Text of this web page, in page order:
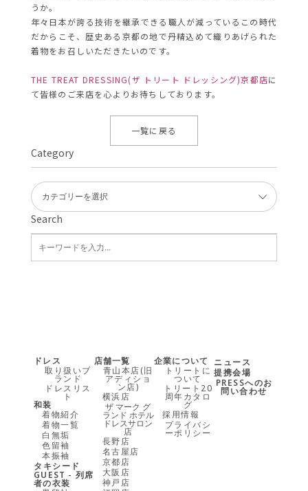
うか。
年々日本が誇る技術を継承できる職人が減っているこの時代
だからこそ、歴史ある京都の地で丹精込めて織りあげられた
着物をお召しいただきたいのです。
THE TREAT DRESSING(ザ トリート ドレッシング)京都店に
て皆様のご来店を心よりお待ちしております。
一覧に戻る
Search
Category
ドレス
取り扱いブ
ランド
ドレスリス
ト
和装
着物紹介
着物一覧
白無垢
色留袖
本振袖
タキシード
GUEST - 列席
者の衣装
店舗一覧
青山本店(旧
アディショ
ン店)
横浜店
ザ マーク グ
ランド ホテル
ドレスサロン
店
長野店
名古屋店
京都店
大阪店
神戸店
企業について
トリートに
ついて
トリート20
周年カタロ
グ
採用情報
プライバシ
ーポリシー
ニュース
提携会場
PRESSへのお
問い合わせ